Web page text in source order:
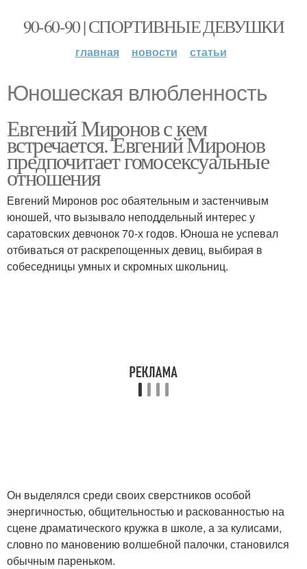
90-60-90 | СПОРТИВНЫЕ ДЕВУШКИ
главная новости статьи
Юношеская влюбленность
Евгений Миронов с кем
встречается. Евгений Миронов
предпочитает гомосексуальные
отношения
Евгений Миронов рос обаятельным и застенчивым
юношей, что вызывало неподдельный интерес у
саратовских девчонок 70-х годов. Юноша не успевал
отбиваться от раскрепощенных девиц, выбирая в
собеседницы умных и скромных школьниц.
Он выделялся среди своих сверстников особой
энергичностью, общительностью и раскованностью на
сцене драматического кружка в школе, а за кулисами,
словно по мановению волшебной палочки, становился
обычным пареньком.